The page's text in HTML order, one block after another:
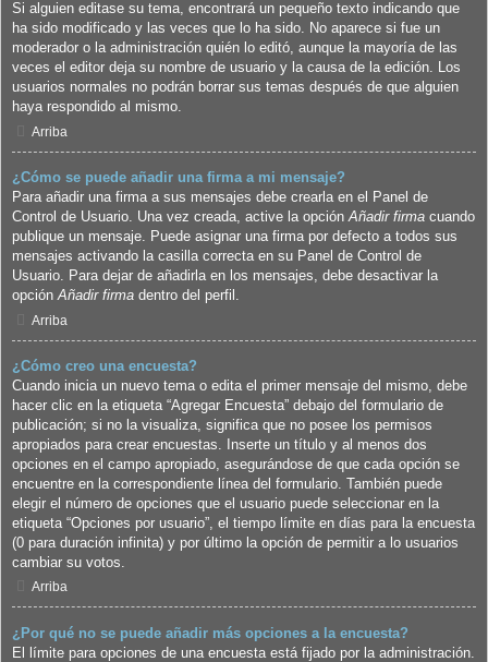
Si alguien editase su tema, encontrará un pequeño texto indicando que
ha sido modificado y las veces que lo ha sido. No aparece si fue un
moderador o la administración quién lo editó, aunque la mayoría de las
veces el editor deja su nombre de usuario y la causa de la edición. Los
usuarios normales no podrán borrar sus temas después de que alguien
haya respondido al mismo.
Arriba
¿Cómo se puede añadir una firma a mi mensaje?
Para añadir una firma a sus mensajes debe crearla en el Panel de
Control de Usuario. Una vez creada, active la opciónAñadir firma cuando
publique un mensaje. Puede asignar una firma por defecto a todos sus
mensajes activando la casilla correcta en su Panel de Control de
Usuario. Para dejar de añadirla en los mensajes, debe desactivar la
opciónAñadir firma dentro del perfil.
Arriba
¿Cómo creo una encuesta?
Cuando inicia un nuevo tema o edita el primer mensaje del mismo, debe
hacer clic en la etiqueta “Agregar Encuesta” debajo del formulario de
publicación; si no la visualiza, significa que no posee los permisos
apropiados para crear encuestas. Inserte un título y al menos dos
opciones en el campo apropiado, asegurándose de que cada opción se
encuentre en la correspondiente línea del formulario. También puede
elegir el número de opciones que el usuario puede seleccionar en la
etiqueta “Opciones por usuario”, el tiempo límite en días para la encuesta
(0 para duración infinita) y por último la opción de permitir a lo usuarios
cambiar su votos.
Arriba
¿Por qué no se puede añadir más opciones a la encuesta?
El límite para opciones de una encuesta está fijado por la administración.